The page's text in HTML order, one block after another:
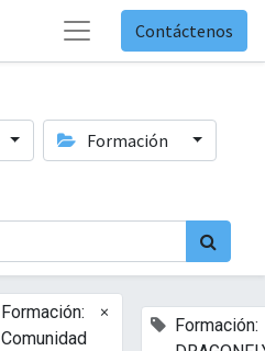
Contáctenos
Formación
Formación:
Comunidad
×
Formación: